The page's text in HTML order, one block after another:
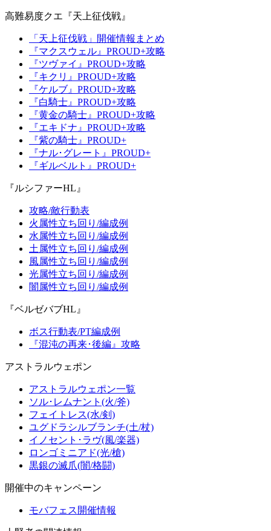
高難易度クエ『天上征伐戦』
「天上征伐戦」開催情報まとめ
『マクスウェル』PROUD+攻略
『ツヴァイ』PROUD+攻略
『キクリ』PROUD+攻略
『ケルブ』PROUD+攻略
『白騎士』PROUD+攻略
『黄金の騎士』PROUD+攻略
『エキドナ』PROUD+攻略
『紫の騎士』PROUD+
『ナル･グレート』PROUD+
『ギルベルト』PROUD+
『ルシファーHL』
攻略/敵行動表
火属性立ち回り/編成例
水属性立ち回り/編成例
土属性立ち回り/編成例
風属性立ち回り/編成例
光属性立ち回り/編成例
闇属性立ち回り/編成例
『ベルゼバブHL』
ボス行動表/PT編成例
『混沌の再来･後編』攻略
アストラルウェポン
アストラルウェポン一覧
ソル･レムナント(火/斧)
フェイトレス(水/剣)
ユグドラシルブランチ(土/杖)
イノセント･ラヴ(風/楽器)
ロンゴミニアド(光/槍)
黒銀の滅爪(闇/格闘)
開催中のキャンペーン
モバフェス開催情報